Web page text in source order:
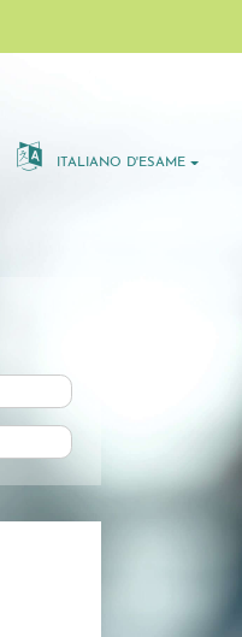
ITALIANO D'ESAME